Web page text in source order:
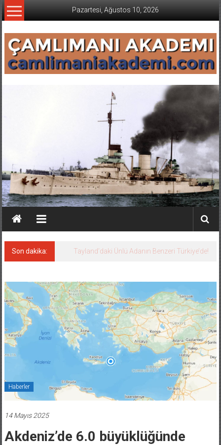
İçeriğe
geç
Pazartesi, Ağustos 10, 2026
Son dakika: Tayland’daki Ünlü Adanın Benzeri Türkiye’de!
Haberler
14 Mayıs 2025
Akdeniz’de 6.0 büyüklüğünde